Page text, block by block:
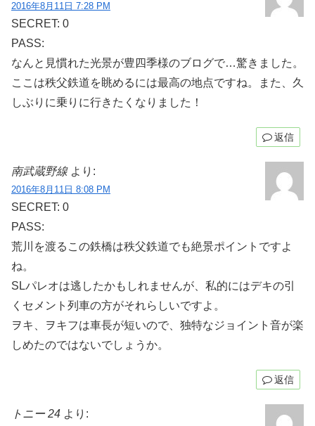
2016年8月11日 7:28 PM
SECRET: 0
PASS:
なんと見慣れた光景が豊四季様のブログで…驚きました。
ここは秩父鉄道を眺めるには最高の地点ですね。また、久
しぶりに乗りに行きたくなりました！
返信
南武蔵野線 より:
2016年8月11日 8:08 PM
SECRET: 0
PASS:
荒川を渡るこの鉄橋は秩父鉄道でも絶景ポイントですよ
ね。
SLパレオは逃したかもしれませんが、私的にはデキの引
くセメント列車の方がそれらしいですよ。
ヲキ、ヲキフは車長が短いので、独特なジョイント音が楽
しめたのではないでしょうか。
返信
トニー 24 より: